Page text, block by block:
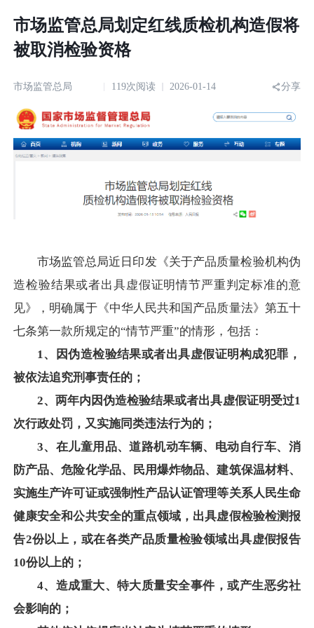
市场监管总局划定红线质检机构造假将
被取消检验资格
市场监管总局 119次阅读 2026-01-14 分享
市场监管总局近日印发《关于产品质量检验机构伪
造检验结果或者出具虚假证明情节严重判定标准的意
见》，明确属于《中华人民共和国产品质量法》第五十
七条第一款所规定的“情节严重”的情形，包括：
1、因伪造检验结果或者出具虚假证明构成犯罪，
被依法追究刑事责任的；
2、两年内因伪造检验结果或者出具虚假证明受过1
次行政处罚，又实施同类违法行为的；
3、在儿童用品、道路机动车辆、电动自行车、消
防产品、危险化学品、民用爆炸物品、建筑保温材料、
实施生产许可证或强制性产品认证管理等关系人民生命
健康安全和公共安全的重点领域，出具虚假检验检测报
告2份以上，或在各类产品质量检验领域出具虚假报告
10份以上的；
4、造成重大、特大质量安全事件，或产生恶劣社
会影响的；